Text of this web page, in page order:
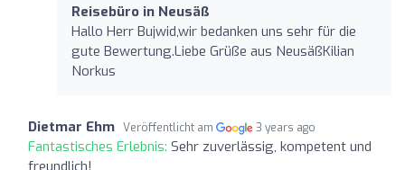
Reisebüro in Neusäß
Hallo Herr Bujwid,wir bedanken uns sehr für die
gute Bewertung.Liebe Grüße aus NeusäßKilian
Norkus
Dietmar Ehm Veröffentlicht am 3 years ago
Fantastisches Erlebnis: Sehr zuverlässig, kompetent und
freundlich!